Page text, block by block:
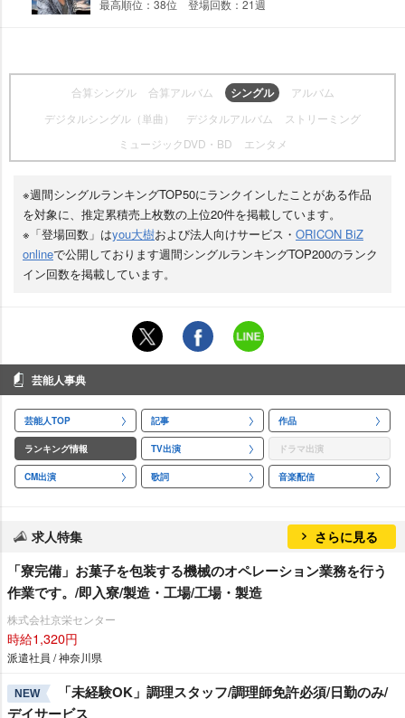
最高順位：38位 登場回数：21週
合算シングル 合算アルバム シングル
アルバム
デジタルシングル（単曲）
デジタルアルバム
ストリーミング
ミュージックDVD・BD
エンタメ
※週間シングルランキングTOP50にランクインしたことがある作品
を対象に、推定累積売上枚数の上位20件を掲載しています。
※「登場回数」はyou大樹および法人向けサービス・ ORICON BiZ
onlineで公開しております週間シングルランキングTOP200のランク
イン回数を掲載しています。
芸能人事典
芸能人TOP 記事 作品
ランキング情報 TV出演 ドラマ出演
CM出演 歌詞 音楽配信
求人特集 さらに見る
「寮完備」お菓子を包装する機械のオペレーション業務を行う
作業です。/即入寮/製造・工場/工場・製造
株式会社京栄センター
時給1,320円
派遣社員 / 神奈川県
NEW
「未経験OK」調理スタッフ/調理師免許必須/日勤のみ/
デイサービス